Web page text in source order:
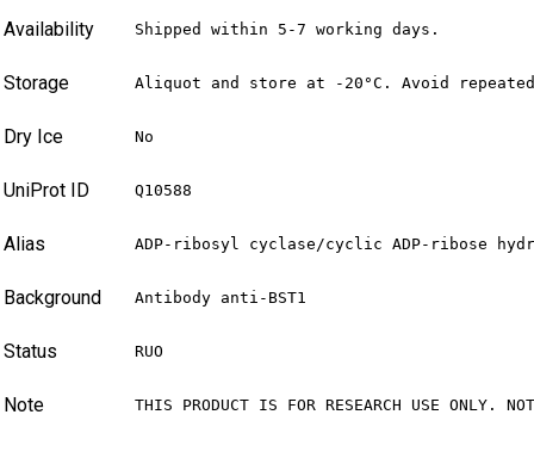
Availability Shipped within 5-7 working days.
Storage Aliquot and store at -20°C. Avoid
Dry Ice No
UniProt ID Q10588
Alias ADP-ribosyl cyclase/cyclic ADP-ribose
Background Antibody anti-BST1
Status RUO
Note THIS PRODUCT IS FOR RESEARCH USE ONLY.